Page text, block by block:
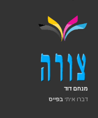
מנחם דוד
דברו איתי בפייס